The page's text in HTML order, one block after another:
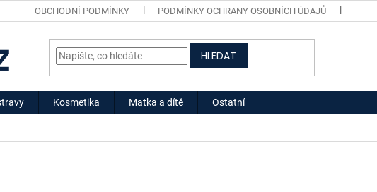
OBCHODNÍ PODMÍNKY PODMÍNKY OCHRANY OSOBNÍCH ÚDAJŮ
HLEDAT
Kosmetika Matka a dítě Ostatní